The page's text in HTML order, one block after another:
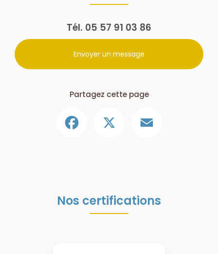
Tél. 05 57 91 03 86
Envoyer un message
Partagez cette page
Nos certifications